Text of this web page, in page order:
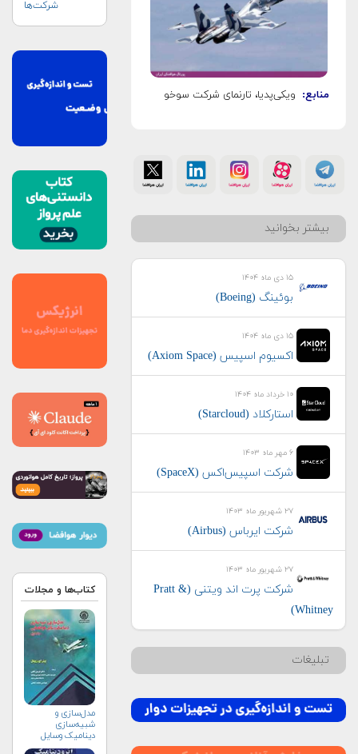
منابع: ویکی‌پدیا، تارنمای شرکت سوخو
بیشتر بخوانید
۱۵ دی ماه ۱۴۰۴
بوئینگ (Boeing)
۱۵ دی ماه ۱۴۰۴
اکسیوم اسپیس (Axiom Space)
۱۰ خرداد ماه ۱۴۰۴
استارکلاد (Starcloud)
۶ مهر ماه ۱۴۰۳
شرکت اسپیس‌اکس (SpaceX)
۲۷ شهریور ماه ۱۴۰۳
شرکت ایرباس (Airbus)
۲۷ شهریور ماه ۱۴۰۳
شرکت پرت اند ویتنی (Pratt &
Whitney)
تبلیغات
شرکت‌ها
کتاب‌ها و مجلات
مدل‌سازی و
شبیه‌سازی
دینامیک وسایل
هوافضایی